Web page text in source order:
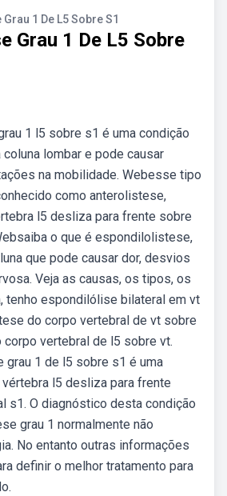
1 De L5 Sobre S1
Grau 1 De L5 Sobre
1 l5 sobre s1 é uma condição
lombar e pode causar
na mobilidade. Webesse tipo
como anterolistese,
l5 desliza para frente sobre
o que é espondilolistese,
que pode causar dor, desvios
Veja as causas, os tipos, os
tenho espondilólise bilateral em vt
do corpo vertebral de vt sobre
vertebral de l5 sobre vt.
grau 1 de l5 sobre s1 é uma
l5 desliza para frente
s1. O diagnóstico desta condição
grau 1 normalmente não
No entanto outras informações
definir o melhor tratamento para